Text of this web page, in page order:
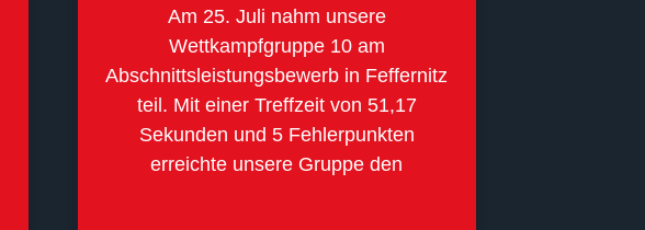
Am 25. Juli nahm unsere
Wettkampfgruppe 10 am
Abschnittsleistungsbewerb in Feffernitz
teil. Mit einer Treffzeit von 51,17
Sekunden und 5 Fehlerpunkten
erreichte unsere Gruppe den